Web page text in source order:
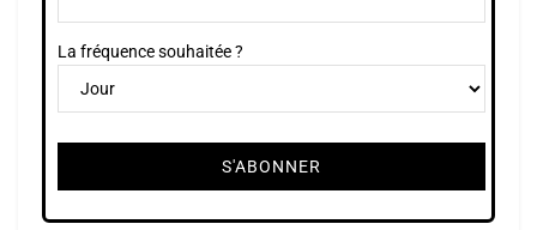
La fréquence souhaitée ?